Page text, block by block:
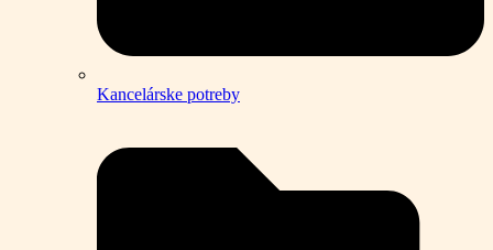
Kancelárske potreby